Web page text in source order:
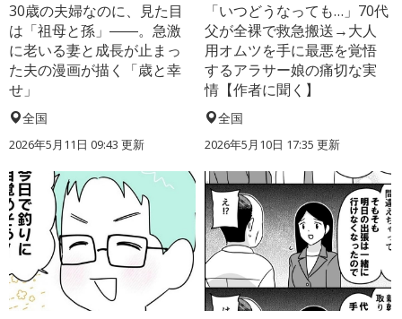
30歳の夫婦なのに、見た目
は「祖母と孫」――。急激
に老いる妻と成長が止まっ
た夫の漫画が描く「歳と幸
せ」
全国
2026年5月11日 09:43 更新
「いつどうなっても…」70代
父が全裸で救急搬送→大人
用オムツを手に最悪を覚悟
するアラサー娘の痛切な実
情【作者に聞く】
全国
2026年5月10日 17:35 更新